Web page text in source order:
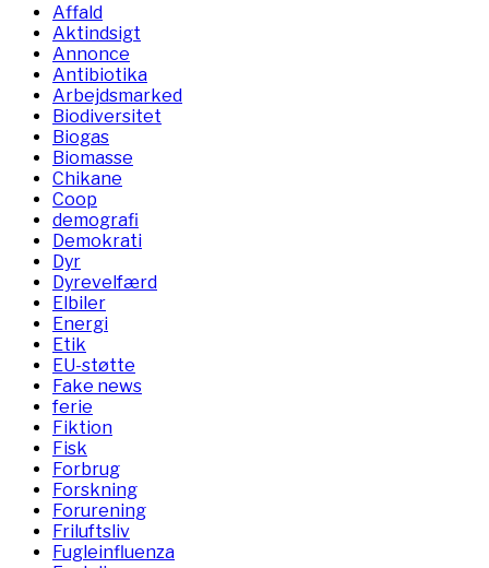
Affald
Aktindsigt
Annonce
Antibiotika
Arbejdsmarked
Biodiversitet
Biogas
Biomasse
Chikane
Coop
demografi
Demokrati
Dyr
Dyrevelfærd
Elbiler
Energi
Etik
EU-støtte
Fake news
ferie
Fiktion
Fisk
Forbrug
Forskning
Forurening
Friluftsliv
Fugleinfluenza